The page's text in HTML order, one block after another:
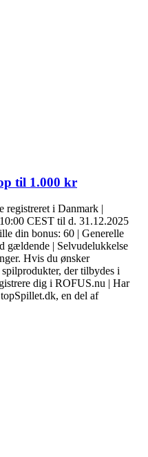
til 1.000 kr
registreret i Danmark |
CEST til d. 31.12.2025
din bonus: 60 | Generelle
gældende | Selvudelukkelse
Hvis du ønsker
der tilbydes i
dig i ROFUS.nu | Har
en del af